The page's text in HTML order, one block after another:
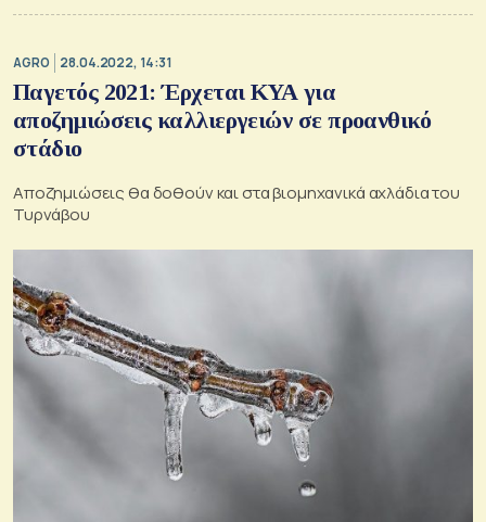
AGRO 28.04.2022, 14:31
Παγετός 2021: Έρχεται ΚΥΑ για
αποζημιώσεις καλλιεργειών σε προανθικό
στάδιο
Αποζημιώσεις θα δοθούν και στα βιομηχανικά αχλάδια του
Τυρνάβου